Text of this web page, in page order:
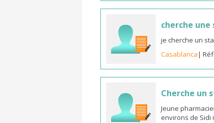
cherche
je cherche un
Casablanca|
Cherche un
Jeune
environs de Sidi